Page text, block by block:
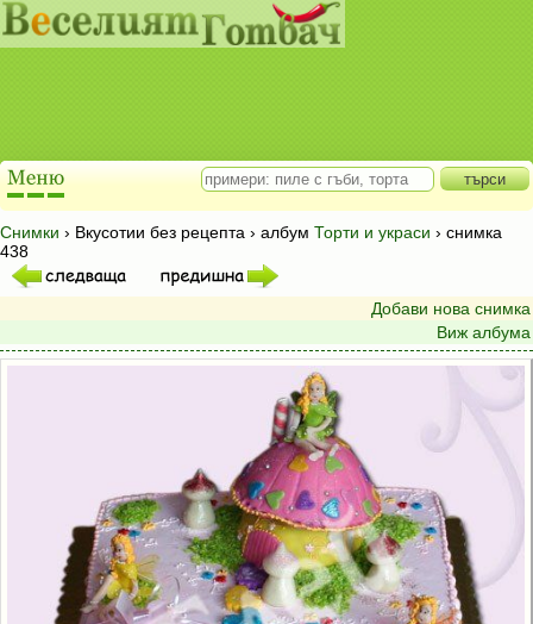
Снимки › Вкусотии без рецепта › албум Торти и украси › снимка
438
Добави нова снимка
Виж албума